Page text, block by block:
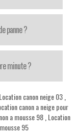
panne ?
minute ?
Location canon neige 03,
canon a neige pour
a mousse 98 Location
95